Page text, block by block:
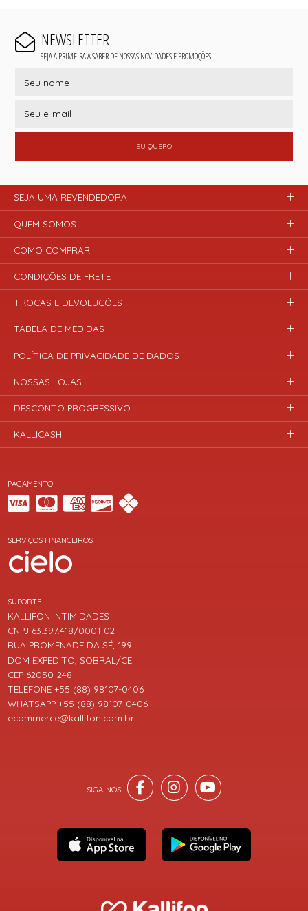
NEWSLETTER
SEJA A PRIMEIRA A SABER DE NOSSAS NOVIDADES E PROMOÇÕES!
EU QUERO
PAGAMENTO
SERVIÇOS FINANCEIROS
SUPORTE
KALLIFON INTIMIDADES
CNPJ 63.397.418/0001-02
RUA PROMENADE DA SÉ, 199
DOM EXPEDITO, SOBRAL/CE
CEP 62050-248
TELEFONE +55 (88) 98107-0406
WHATSAPP +55 (88) 98107-0406
ecommerce@kallifon.com.br
SEJA UMA REVENDEDORA
QUEM SOMOS
COMO COMPRAR
CONDIÇÕES DE FRETE
TROCAS E DEVOLUÇÕES
TABELA DE MEDIDAS
POLÍTICA DE PRIVACIDADE DE DADOS
NOSSAS LOJAS
DESCONTO PROGRESSIVO
KALLICASH